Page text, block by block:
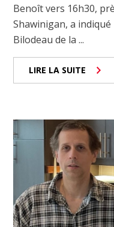
Benoît vers 16h30,
Shawinigan, a
Bilodeau de la ...
LIRE LA SUITE